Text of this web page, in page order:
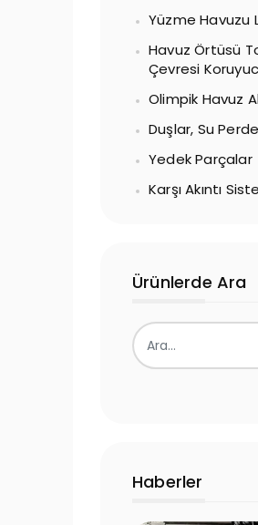
Yüzme Havuzu
Havuz Örtüsü
Çevresi
Olimpik Havuz
Duşlar, Su
Yedek Parçalar
Karşı Akıntı
Ürünlerde Ara
Haberler